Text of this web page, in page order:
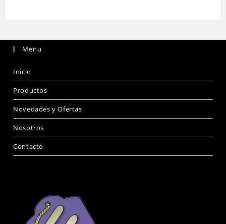
Menu
Inicio
Productos
Novedades y Ofertas
Nosotros
Contacto